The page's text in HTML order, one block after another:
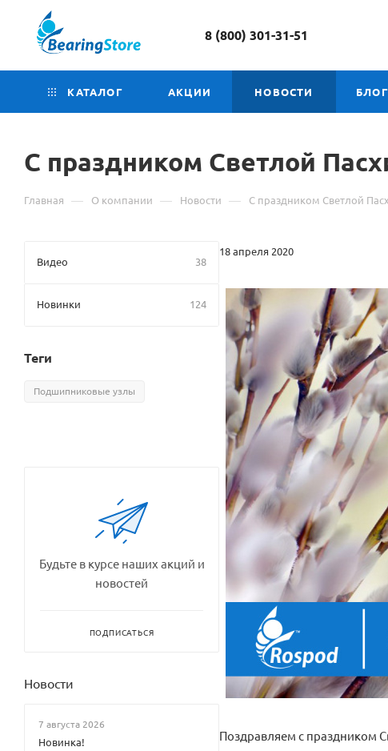
8 (800) 301-31-51
КАТАЛОГ АКЦИИ НОВОСТИ БЛОГ
С праздником Светлой
Главная — О компании — Новости — С праздником Светлой
18 апреля 2020
Поздравляем с праздником
Видео 38
Новинки 124
Теги
Подшипниковые узлы
Будьте в курсе наших акций и
новостей
ПОДПИСАТЬСЯ
Новости
7 августа 2026
Новинка!